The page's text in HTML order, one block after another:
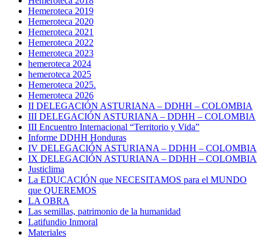
Hemeroteca 2019
Hemeroteca 2020
Hemeroteca 2021
Hemeroteca 2022
Hemeroteca 2023
hemeroteca 2024
hemeroteca 2025
Hemeroteca 2025.
Hemeroteca 2026
II DELEGACIÓN ASTURIANA – DDHH – COLOMBIA
III DELEGACIÓN ASTURIANA – DDHH – COLOMBIA
III Encuentro Internacional “Territorio y Vida”
Informe DDHH Honduras
IV DELEGACIÓN ASTURIANA – DDHH – COLOMBIA
IX DELEGACIÓN ASTURIANA – DDHH – COLOMBIA
Justiclima
La EDUCACIÓN que NECESITAMOS para el MUNDO
que QUEREMOS
LA OBRA
Las semillas, patrimonio de la humanidad
Latifundio Inmoral
Materiales